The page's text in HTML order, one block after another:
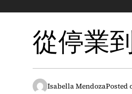
從停業
Isabella MendozaPosted